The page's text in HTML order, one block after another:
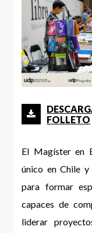
FOLLETO
El Magíster en
único en Chile y
para formar
capaces de
liderar